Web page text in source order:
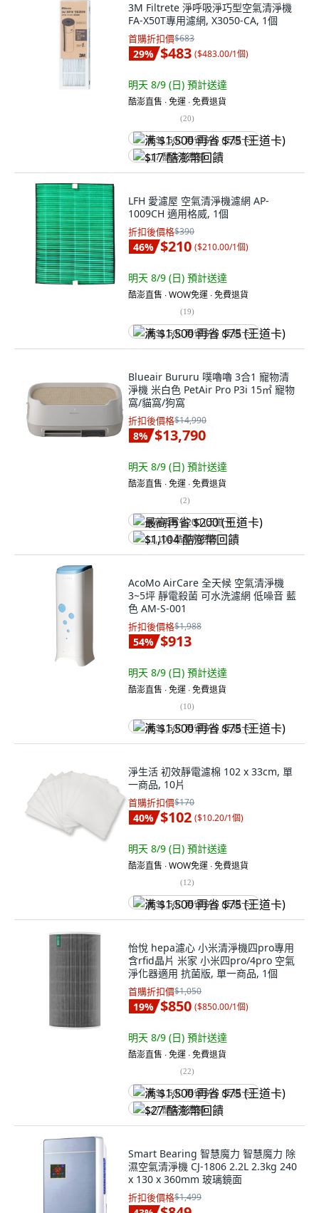
3M Filtrete 淨呼吸淨巧型空氣清淨機
FA-X50T專用濾網, X3050-CA, 1個
首購折扣價$683
29% $483 ($483.00/1個)
明天 8/9 (日) 預計送達
酷澎直售 ∙ 免運 ∙ 免費退貨
(20)
满 $1,500 再省 $75 (王道卡)
$17 酷澎幣回饋
LFH 愛濾屋 空氣清淨機濾網 AP-
1009CH 適用格威, 1個
折扣後價格$390
46% $210 ($210.00/1個)
明天 8/9 (日) 預計送達
酷澎直售 ∙ WOW免運 ∙ 免費退貨
(19)
满 $1,500 再省 $75 (王道卡)
Blueair Bururu 噗嚕嚕 3合1 寵物清
淨機 米白色 PetAir Pro P3i 15㎡ 寵物
窩/貓窩/狗窩
折扣後價格$14,990
8% $13,790
明天 8/9 (日) 預計送達
酷澎直售 ∙ 免運 ∙ 免費退貨
(2)
最高再省 $200 (王道卡)
$1,104 酷澎幣回饋
AcoMo AirCare 全天候 空氣清淨機
3~5坪 靜電殺菌 可水洗濾網 低噪音 藍
色 AM-S-001
折扣後價格$1,988
54% $913
明天 8/9 (日) 預計送達
酷澎直售 ∙ 免運 ∙ 免費退貨
(10)
满 $1,500 再省 $75 (王道卡)
淨生活 初效靜電濾棉 102 x 33cm, 單
一商品, 10片
首購折扣價$170
40% $102 ($10.20/1個)
明天 8/9 (日) 預計送達
酷澎直售 ∙ WOW免運 ∙ 免費退貨
(12)
满 $1,500 再省 $75 (王道卡)
怡悅 hepa濾心 小米清淨機四pro專用
含rfid晶片 米家 小米四pro/4pro 空氣
淨化器適用 抗菌版, 單一商品, 1個
首購折扣價$1,050
19% $850 ($850.00/1個)
明天 8/9 (日) 預計送達
酷澎直售 ∙ 免運 ∙ 免費退貨
(22)
满 $1,500 再省 $75 (王道卡)
$27 酷澎幣回饋
Smart Bearing 智慧魔力 智慧魔力 除
濕空氣清淨機 CJ-1806 2.2L 2.3kg 240
x 130 x 360mm 玻璃鏡面
折扣後價格$1,499